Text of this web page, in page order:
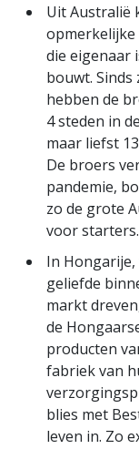
Uit Australië
opmerkelijke
die eigenaar
bouwt. Sinds
hebben de
4 steden in
maar liefst
De broers
pandemie,
zo de grote
voor starters.
In
geliefde
markt
de
producten
fabriek van
blies met
leven in. Zo